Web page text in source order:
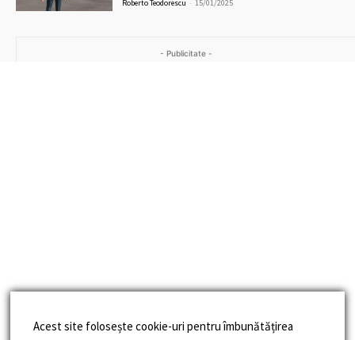
Roberto Teodorescu - 15/01/2025
- Publicitate -
Acest site folosește cookie-uri pentru îmbunătățirea